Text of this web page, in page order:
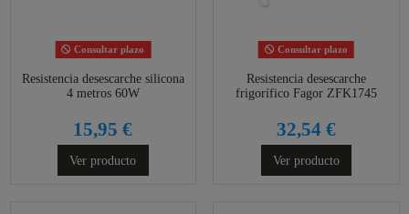
Consultar plazo
Resistencia desescarche silicona
4 metros 60W
15,95 €
Ver producto
Consultar plazo
Resistencia desescarche
frigorífico Fagor ZFK1745
32,54 €
Ver producto